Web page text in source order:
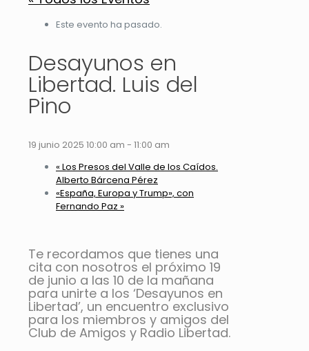
Este evento ha pasado.
Desayunos en
Libertad. Luis del
Pino
19 junio 2025 10:00 am - 11:00 am
« Los Presos del Valle de los Caídos.
Alberto Bárcena Pérez
«España, Europa y Trump», con
Fernando Paz »
Te recordamos que tienes una
cita con nosotros el próximo 19
de junio a las 10 de la mañana
para unirte a los ‘Desayunos en
Libertad’, un encuentro exclusivo
para los miembros y amigos del
Club de Amigos y Radio Libertad.